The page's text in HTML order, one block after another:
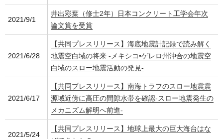
2021/9/1
井出彩葉（修士2年）日本コンクリート工学会年次
論文賞を受賞
2021/6/28
【共同プレスリリース】海底地震計記録で読み解く
地震空白域の将来 -メキシコ•ゲレロ州沖合の地震空
白域のスロー地震活動の発見-
2021/6/17
【共同プレスリリース】南海トラフのスロー地震震
源域近傍に高圧の間隙水帯を確認-スロー地震発生の
メカニズム解明へ前進-
2021/5/24
【共同プレスリリース】地球上最大の巨大海台はな